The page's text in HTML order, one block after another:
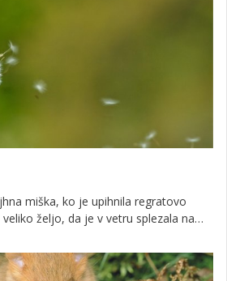
miška, ko je upihnila regratovo
željo, da je v vetru splezala na